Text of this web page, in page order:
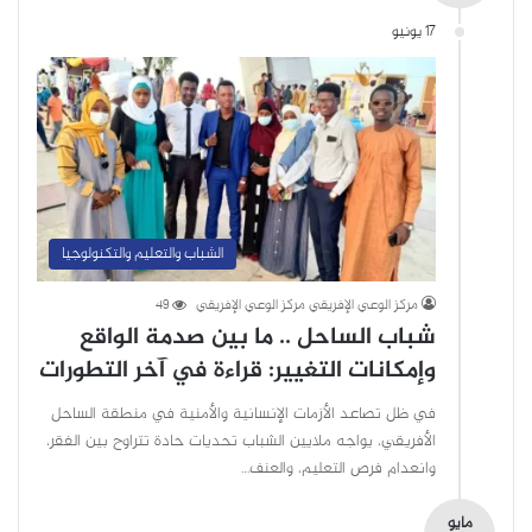
17 يونيو
الشباب والتعليم والتكنولوجيا
مركز الوعي الإفريقي مركز الوعي الإفريقي 49
شباب الساحل .. ما بين صدمة الواقع
وإمكانات التغيير: قراءة في آخر التطورات
في ظل تصاعد الأزمات الإنسانية والأمنية في منطقة الساحل
الأفريقي، يواجه ملايين الشباب تحديات حادة تتراوح بين الفقر،
وانعدام فرص التعليم، والعنف…
مايو